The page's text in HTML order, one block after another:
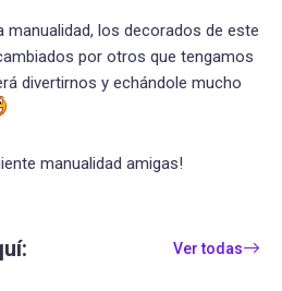
los decorados de este
por otros que tengamos
divertirnos y echándole mucho
manualidad amigas!
Ver todas